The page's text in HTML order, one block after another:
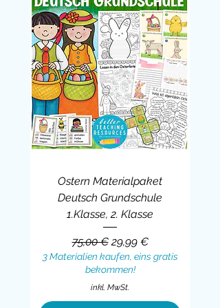
Ostern Materialpaket
Deutsch Grundschule
1.Klasse, 2. Klasse
Standardpreis
75,00 € Sale-Preis
29,99 €
3 Materialien kaufen, eins gratis
bekommen!
inkl. MwSt.